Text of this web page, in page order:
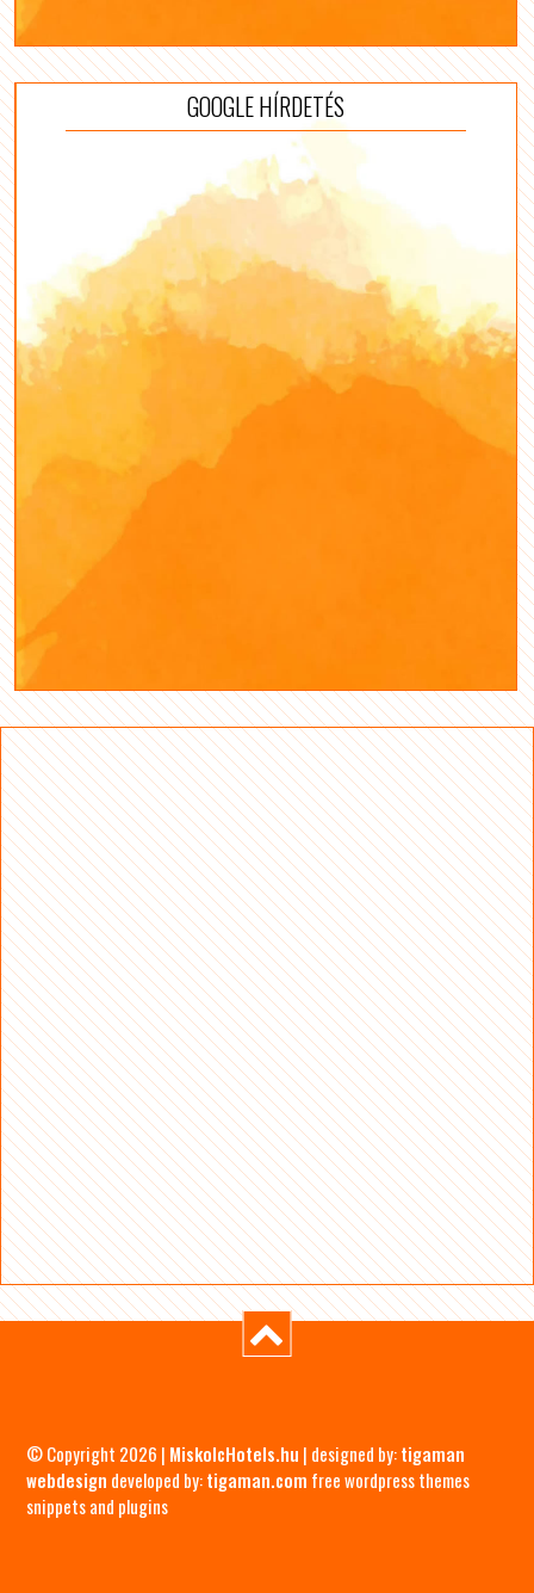
GOOGLE HÍRDETÉS
© Copyright 2026 | MiskolcHotels.hu | designed by:tigaman
webdesign developed by:tigaman.com free wordpress themes
snippets and plugins